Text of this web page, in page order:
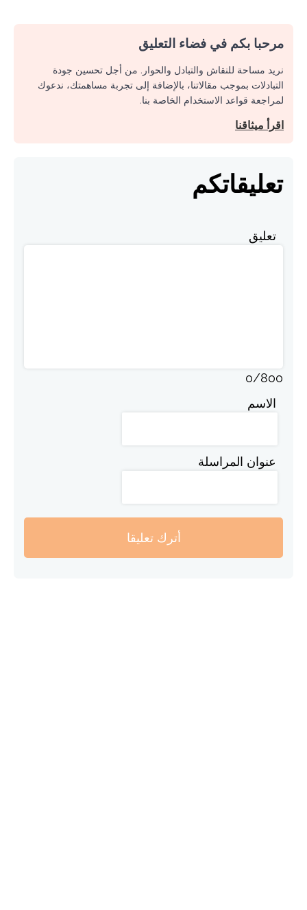
مرحبا بكم في فضاء التعليق
نريد مساحة للنقاش والتبادل والحوار. من أجل تحسين جودة
التبادلات بموجب مقالاتنا، بالإضافة إلى تجربة مساهمتك، ندعوك
لمراجعة قواعد الاستخدام الخاصة بنا.
اقرأ ميثاقنا
تعليقاتكم
تعليق
0/800
الاسم
عنوان المراسلة
أترك تعليقا